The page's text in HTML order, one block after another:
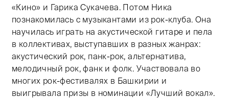
«Кино» и Гарика Сукачева. Потом Ника
познакомилась с музыкантами из рок-клуба. Она
научилась играть на акустической гитаре и пела
в коллективах, выступавших в разных жанрах:
акустический рок, панк-рок, альтернатива,
мелодичный рок, фанк и фолк. Участвовала во
многих рок-фестивалях в Башкирии и
выигрывала призы в номинации «Лучший вокал».